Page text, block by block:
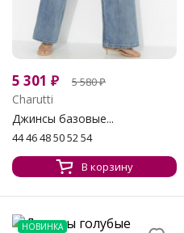
5 301 ₽ 5 580₽
Charutti
Джинсы базовые...
44 46 48 50 52 54
В корзину
НОВИНКА